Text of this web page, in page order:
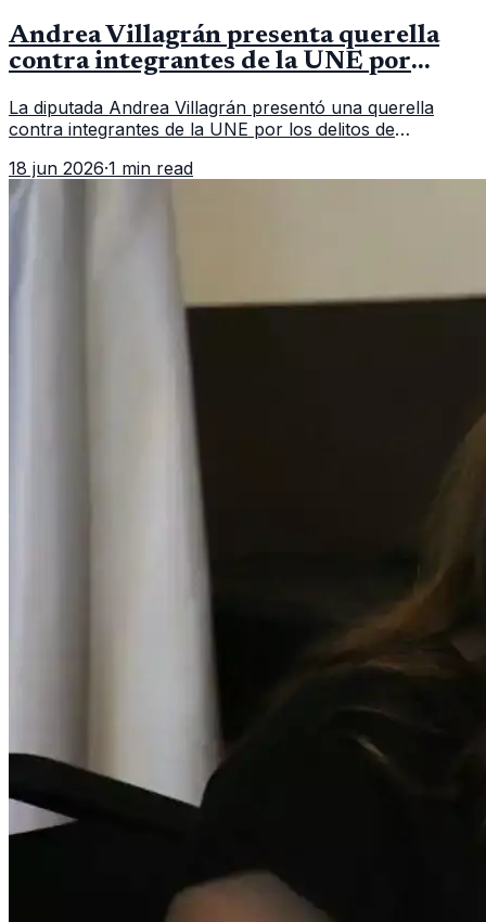
Andrea Villagrán presenta querella
contra integrantes de la UNE por
La diputada Andrea Villagrán presentó una querella
contra integrantes de la UNE por los delitos de
18 jun 2026·1 min read